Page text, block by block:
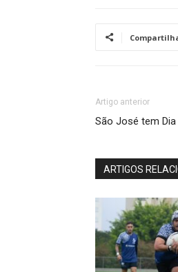
Artigo anterior
São José tem
ARTIGOS